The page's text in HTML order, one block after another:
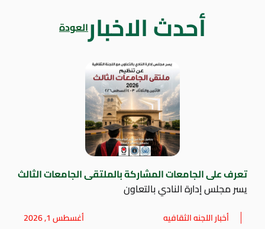
أحدث الاخبارالعودة
تعرف على الجامعات المشاركة بالملتقى الجامعات الثالث
يسر مجلس إدارة النادي بالتعاون
أخبار اللجنه الثقافيه أغسطس 1, 2026